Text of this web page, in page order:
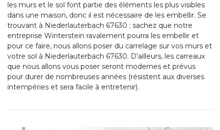
les murs et le sol font partie des éléments les plus visibles
dans une maison, donc il est nécessaire de les embellir. Se
trouvant à Niederlauterbach 67630 ; sachez que notre
entreprise Winterstein ravalement pourra les embellir et
pour ce faire, nous allons poser du carrelage sur vos murs et
votre sol à Niederlauterbach 67630. D’ailleurs, les carreaux
que nous allons vous poser seront modernes et prévus
pour durer de nombreuses années (résistent aux diverses
intempéries et sera facile à entretenir).